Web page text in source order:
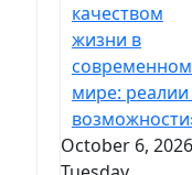
качеством
жизни в
современном
мире:
October 6,